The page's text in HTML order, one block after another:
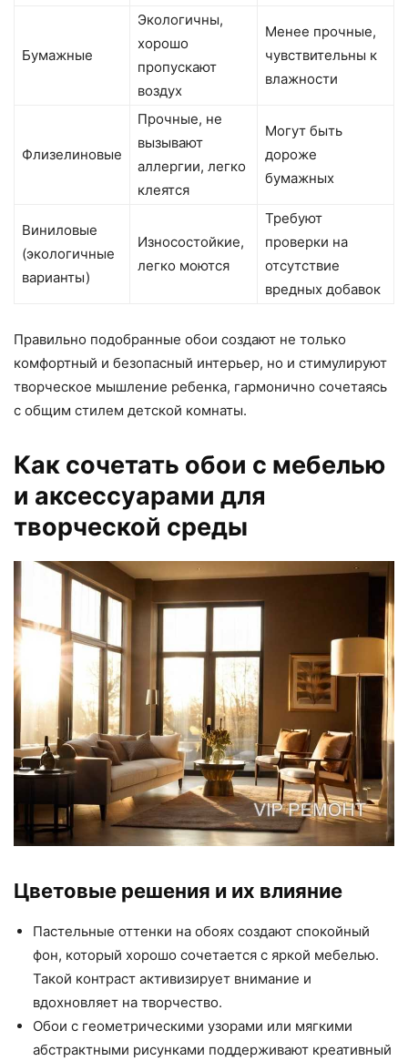
Бумажные
Экологичны,
хорошо
пропускают
воздух
Менее прочные,
чувствительны к
влажности
Флизелиновые
Прочные, не
вызывают
аллергии, легко
клеятся
Могут быть
дороже
бумажных
Виниловые
(экологичные
варианты)
Износостойкие,
легко моются
Требуют
проверки на
отсутствие
вредных добавок
Правильно подобранные обои создают не только
комфортный и безопасный интерьер, но и стимулируют
творческое мышление ребенка, гармонично сочетаясь
с общим стилем детской комнаты.
Как сочетать обои с мебелью
и аксессуарами для
творческой среды
Цветовые решения и их влияние
Пастельные оттенки на обоях создают спокойный
фон, который хорошо сочетается с яркой мебелью.
Такой контраст активизирует внимание и
вдохновляет на творчество.
Обои с геометрическими узорами или мягкими
абстрактными рисунками поддерживают креативный